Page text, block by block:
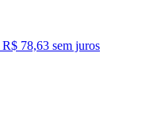
R$ 78,63 sem juros